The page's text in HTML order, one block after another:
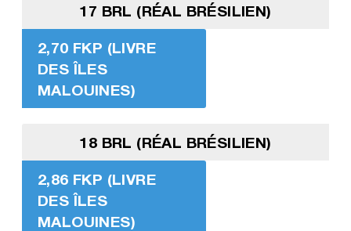
17 BRL (RÉAL BRÉSILIEN)
2,70 FKP (LIVRE
DES ÎLES
MALOUINES)
18 BRL (RÉAL BRÉSILIEN)
2,86 FKP (LIVRE
DES ÎLES
MALOUINES)